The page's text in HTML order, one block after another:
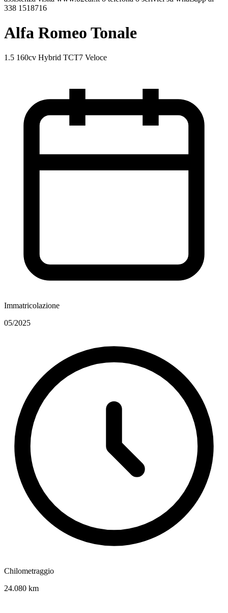
338 1518716
Alfa Romeo Tonale
1.5 160cv Hybrid TCT7 Veloce
Immatricolazione
05/2025
Chilometraggio
24.080 km